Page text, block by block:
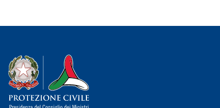
Dipartimento della Protezione Civile